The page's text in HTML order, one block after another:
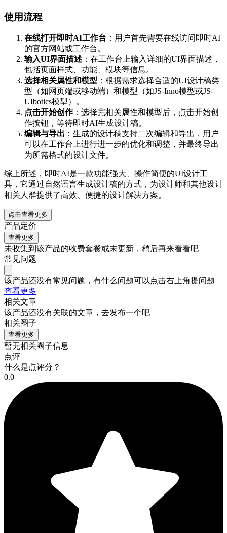
使用流程
在线打开即时AI工作台 ：用户首先需要在线访问即时AI
的官方网站或工作台。
输入UI界面描述 ：在工作台上输入详细的UI界面描述，
包括页面样式、功能、模块等信息。
选择相关属性和模型 ：根据需求选择合适的UI设计稿类
型（如网页端或移动端）和模型（如JS-Inno模型或JS-
UIbotics模型）。
点击开始创作：选择完相关属性和模型后，点击开始创
作按钮，等待即时AI生成设计稿。
编辑与导出 ：生成的设计稿支持二次编辑和导出，用户
可以在工作台上进行进一步的优化和调整，并最终导出
为所需格式的设计文件。
综上所述，即时AI是一款功能强大、操作简便的UI设计工
具，它通过自然语言生成设计稿的方式，为设计师和其他设计
相关人群提供了高效、便捷的设计解决方案。
点击查看更多
产品定价
查看更多
未收集到该产品的收费套餐或未更新，稍后再来看看吧
常见问题
该产品还没有常见问题，有什么问题可以点击右上角提问题
查看更多
相关文章
该产品还没有关联的文章，去发布一个吧
相关圈子
查看更多
暂无相关圈子信息
点评
什么是点评分？
0.0